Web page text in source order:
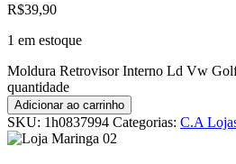
R$39,90
1 em estoque
Moldura Retrovisor Interno Ld Vw
quantidade
Adicionar ao carrinho
SKU: 1h0837994 Categorias: C.A